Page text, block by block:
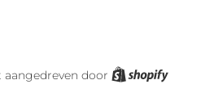
door Shopify